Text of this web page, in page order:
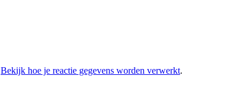
Bekijk hoe je reactie gegevens worden verwerkt.